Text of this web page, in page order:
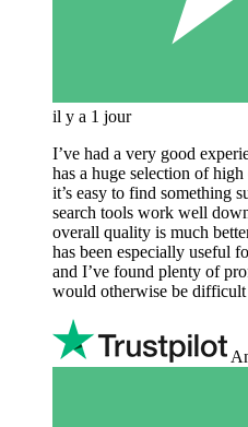
il y a 1 jour
I’ve had a very good
has a huge selection of
it’s easy to find something
search tools work well
overall quality is much
has been especially useful
and I’ve found plenty of
would otherwise be difficult